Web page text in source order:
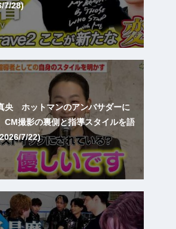
7/28)
央 ホットマンのアンバサダーに
撮影の裏側と指導スタイルを語
7/22)